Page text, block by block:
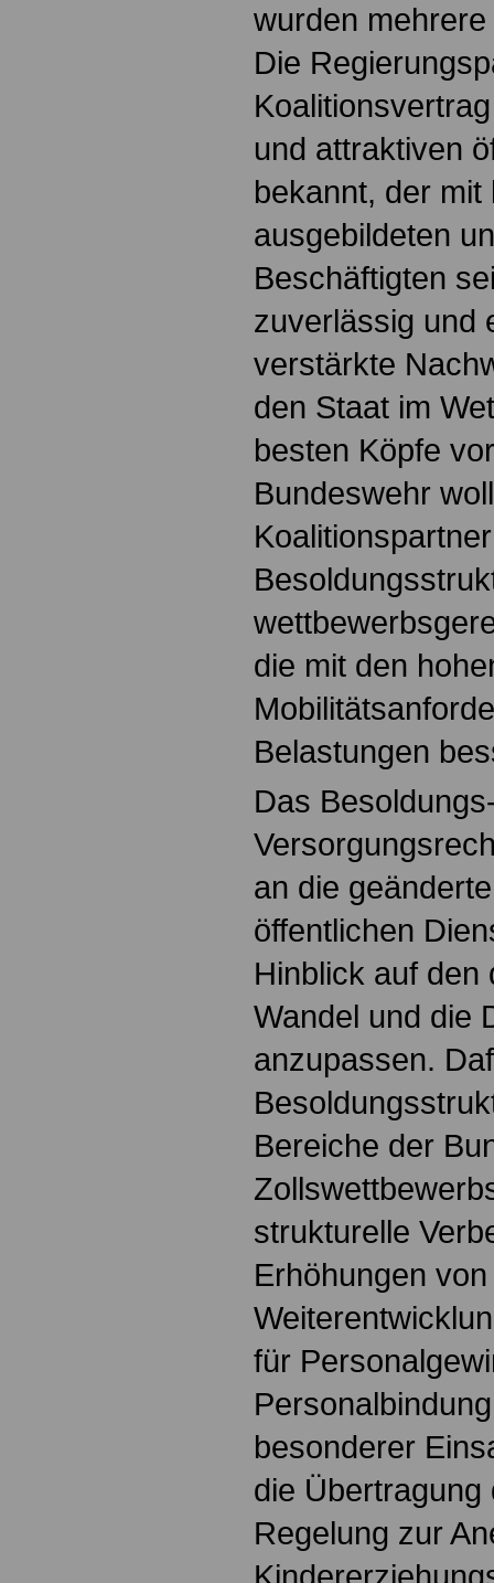
wurden
Die
und attraktiven
bekannt, der mit
ausgebildeten
Beschäftigten
zuverlässig und
verstärkte
den Staat im
besten Köpfe
Bundeswehr
die mit den
Belastungen
Das
an die
öffentlichen
Hinblick auf den
Wandel und die
anzupassen.
Bereiche der
strukturelle
Erhöhungen
für
besonderer
die
Regelung zur